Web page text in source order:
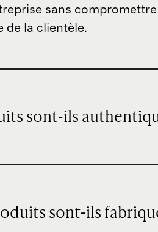
sans
de la clientèle.
sont-ils
sont-ils